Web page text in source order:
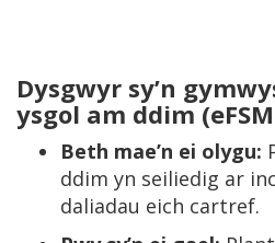
Dysgwyr sy’n
ysgol am ddim
Beth mae’n ei olygu:
ddim yn seiliedig ar
daliadau eich cartref.